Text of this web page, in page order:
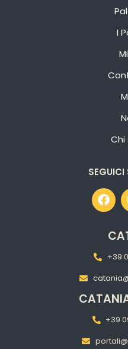
I
Chi
SEGUICI
+39
+39